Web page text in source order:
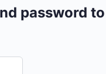
password to